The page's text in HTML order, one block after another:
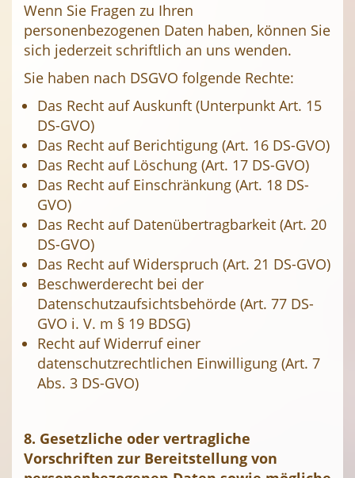
Wenn Sie Fragen zu Ihren
personenbezogenen Daten haben, können Sie
sich jederzeit schriftlich an uns wenden.
Sie haben nach DSGVO folgende Rechte:
Das Recht auf Auskunft (Unterpunkt Art. 15
DS-GVO)
Das Recht auf Berichtigung (Art. 16 DS-GVO)
Das Recht auf Löschung (Art. 17 DS-GVO)
Das Recht auf Einschränkung (Art. 18 DS-
GVO)
Das Recht auf Datenübertragbarkeit (Art. 20
DS-GVO)
Das Recht auf Widerspruch (Art. 21 DS-GVO)
Beschwerderecht bei der
Datenschutzaufsichtsbehörde (Art. 77 DS-
GVO i. V. m § 19 BDSG)
Recht auf Widerruf einer
datenschutzrechtlichen Einwilligung (Art. 7
Abs. 3 DS-GVO)
8. Gesetzliche oder vertragliche
Vorschriften zur Bereitstellung von